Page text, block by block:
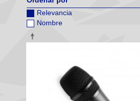
Relevancia
Nombre